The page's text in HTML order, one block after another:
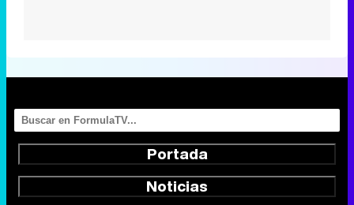
Portada
Noticias